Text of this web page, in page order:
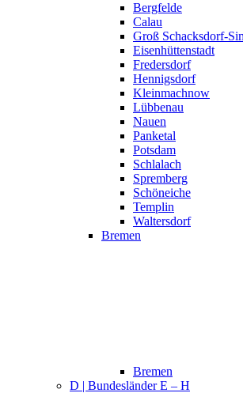
Bergfelde
Calau
Groß Schacksdorf-
Eisenhüttenstadt
Fredersdorf
Hennigsdorf
Kleinmachnow
Lübbenau
Nauen
Panketal
Potsdam
Schlalach
Spremberg
Schöneiche
Templin
Waltersdorf
Bremen
Bremen
D | Bundesländer E – H